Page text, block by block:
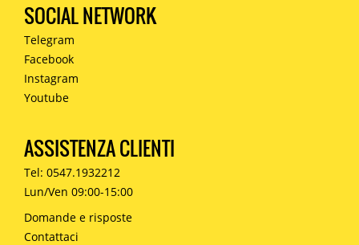
SOCIAL NETWORK
Telegram
Facebook
Instagram
Youtube
ASSISTENZA CLIENTI
Tel: 0547.1932212
Lun/Ven 09:00-15:00
Domande e risposte
Contattaci